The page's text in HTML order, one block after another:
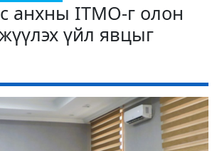
анхны ITMO-г олон
үйл явцыг